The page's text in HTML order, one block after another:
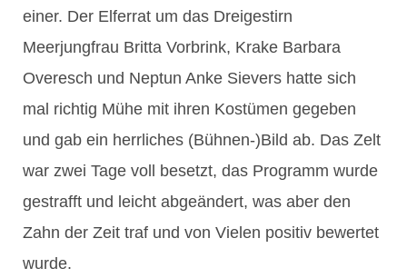
einer. Der Elferrat um das Dreigestirn
Meerjungfrau Britta Vorbrink, Krake Barbara
Overesch und Neptun Anke Sievers hatte sich
mal richtig Mühe mit ihren Kostümen gegeben
und gab ein herrliches (Bühnen-)Bild ab. Das Zelt
war zwei Tage voll besetzt, das Programm wurde
gestrafft und leicht abgeändert, was aber den
Zahn der Zeit traf und von Vielen positiv bewertet
wurde.